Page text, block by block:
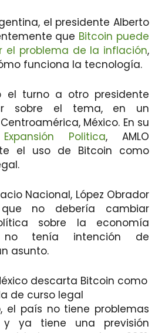
el presidente Alberto
que Bitcoin puede
el problema de la inflación,
funciona la tecnología.
el turno a otro presidente
sobre el tema, en un
México. En su
Expansión Politica, AMLO
el uso de Bitcoin como
Nacional, López Obrador
no debería cambiar
sobre la economía
no tenía intención de
asunto.
el país no tiene problemas
ya tiene una previsión